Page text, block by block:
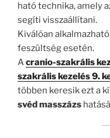
ható technika, amely
segíti visszaállítani.
Kiválóan
feszültség esetén.
Acranio-szakrális
szakrális kezelés 9.
többen keresik ezt a
svéd masszázs